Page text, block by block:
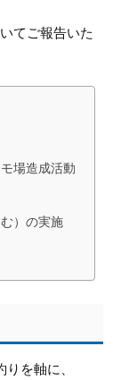
てご報告いた
場造成活動
）の実施
を軸に、